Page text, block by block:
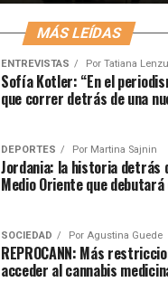
MÁS LEÍDAS
ENTREVISTAS Por Tatiana
Sofía Kotler: “En el
que correr detrás de una
DEPORTES Por Martina Sajnin
Jordania: la historia detrás
Medio Oriente que
SOCIEDAD Por Agustina Guede
REPROCANN: Más
acceder al cannabis